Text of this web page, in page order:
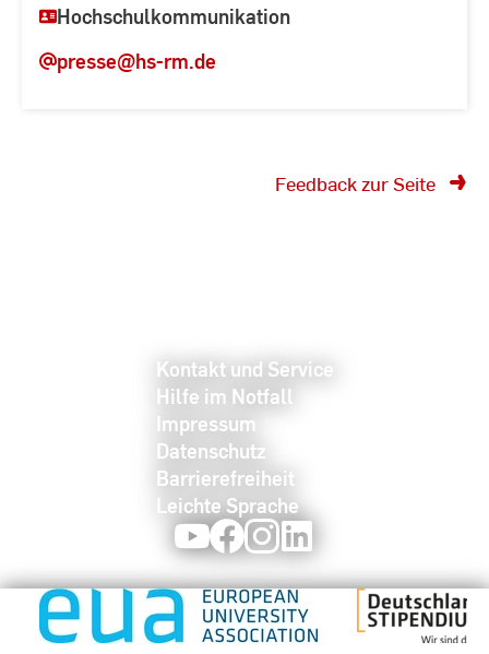
Hochschulkommunikation
presse@hs-rm.de
Feedback zur Seite
Kontakt und Service
Hilfe im Notfall
Impressum
Datenschutz
Barrierefreiheit
Leichte Sprache
YoutubeFacebookInstagram